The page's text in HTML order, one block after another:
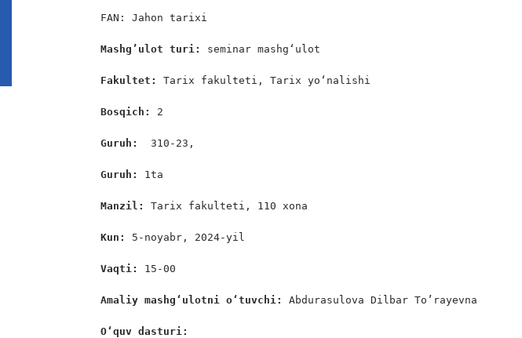
FAN: Jahon tarixi
Mashg’ulot turi: seminar mashg‘ulot
Fakultet: Tarix fakulteti, Tarix yo‘nalishi
Bosqich: 2
Guruh: 310-23,
Guruh: 1ta
Manzil: Tarix fakulteti, 110 xona
Kun: 5-noyabr, 2024-yil
Vaqti: 15-00
Amaliy mashgʻulotni oʻtuvchi: Abdurasulova Dilbar To’rayevna
O‘quv dasturi: